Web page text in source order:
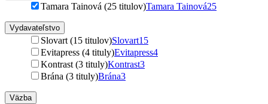
Tamara Tainová (25 titulov)Tamara Tainová25
Vydavateľstvo
Slovart (15 titulov)Slovart15
Evitapress (4 tituly)Evitapress4
Kontrast (3 tituly)Kontrast3
Brána (3 tituly)Brána3
Väzba